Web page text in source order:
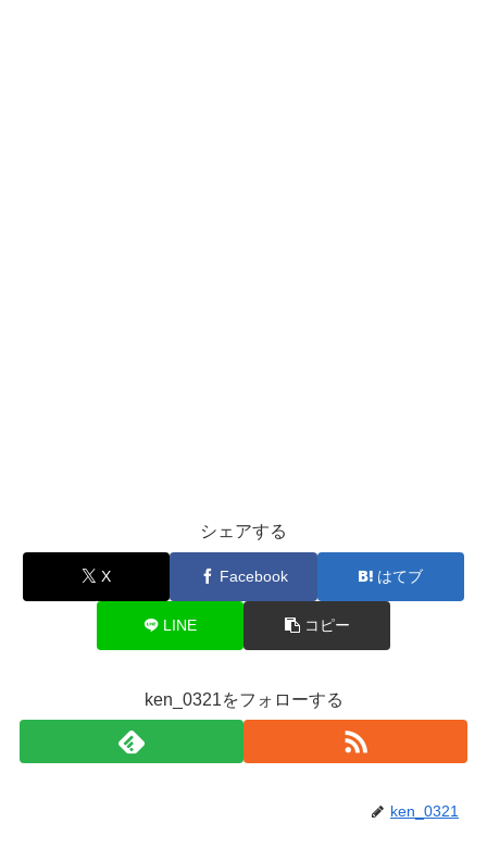
シェアする
X Facebook はてブ
LINE コピー
ken_0321をフォローする
ken_0321